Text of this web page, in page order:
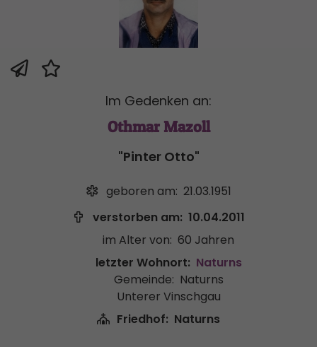
Im Gedenken an:
Othmar Mazoll
"Pinter Otto"
geboren am: 21.03.1951
verstorben am: 10.04.2011
im Alter von: 60 Jahren
letzter Wohnort: Naturns
Gemeinde: Naturns
Unterer Vinschgau
Friedhof: Naturns